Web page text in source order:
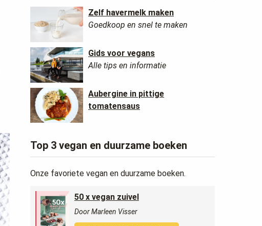
Zelf havermelk maken
Goedkoop en snel te maken
Gids voor vegans
Alle tips en informatie
Aubergine in pittige
tomatensaus
Top 3 vegan en duurzame boeken
Onze favoriete vegan en duurzame boeken.
50 x vegan zuivel
Door Marleen Visser